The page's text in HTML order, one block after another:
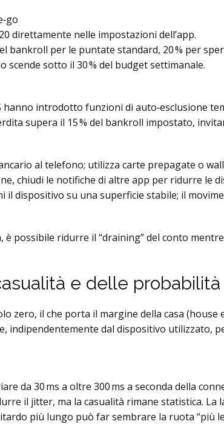
direttamente nelle impostazioni dell’app.
bankroll per le puntate standard, 20 % per
scende sotto il 30 % del budget settimanale.
hanno introdotto funzioni di auto‑esclusione
supera il 15 % del bankroll impostato,
al telefono; utilizza carte prepagate o
chiudi le notifiche di altre app per ridurre le
il dispositivo su una superficie stabile; il
è possibile ridurre il “draining” del conto
e delle
zero, il che porta il margine della casa (house
indipendentemente dal dispositivo utilizzato,
da 30 ms a oltre 300 ms a seconda della
il jitter, ma la casualità rimane statistica.
più lungo può far sembrare la ruota “più